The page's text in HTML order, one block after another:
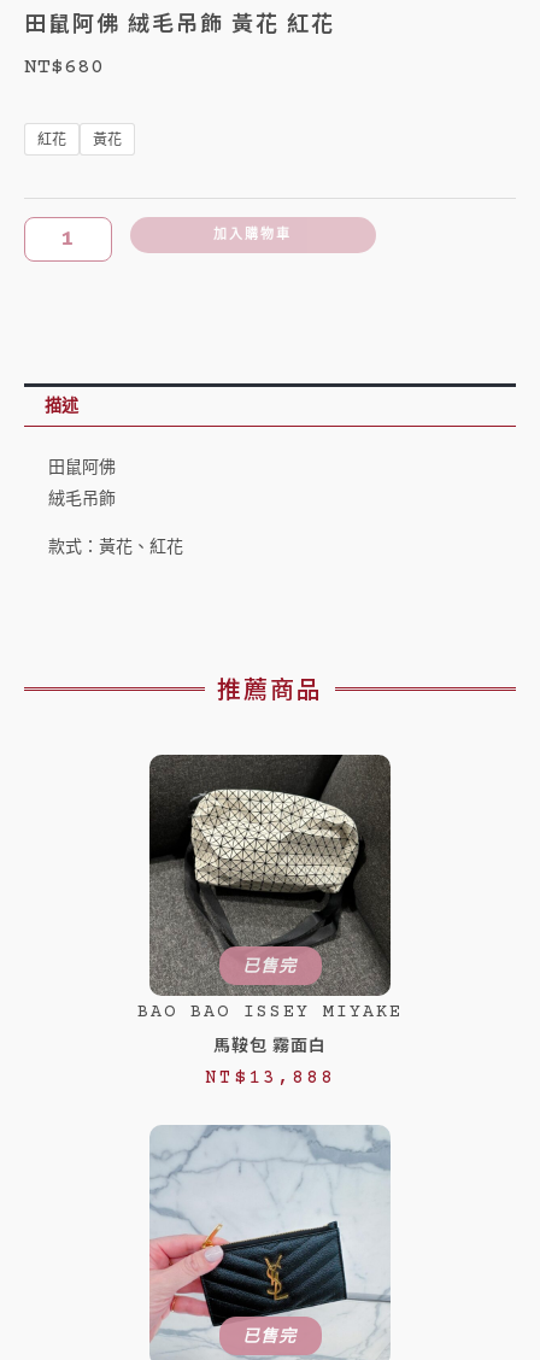
田鼠阿佛 絨毛吊飾 黃花 紅花
NT$680
紅花 黃花
鼠
佛
紅
加入購物車
描述
田鼠阿佛
絨毛吊飾
款式：黃花、紅花
推薦商品
已售完
BAO BAO ISSEY MIYAKE
馬鞍包 霧面白
NT$ 13,888
已售完